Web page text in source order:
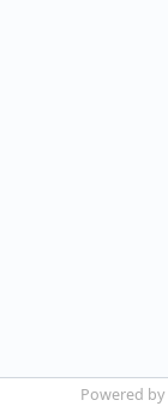
Powered by